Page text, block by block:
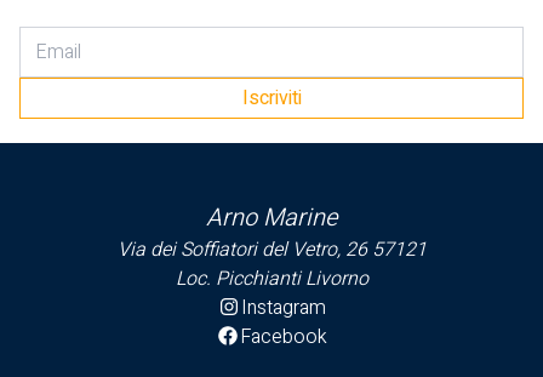
Iscriviti
Arno Marine
Via dei Soffiatori del Vetro, 26 57121
Loc. Picchianti Livorno
Instagram
Facebook